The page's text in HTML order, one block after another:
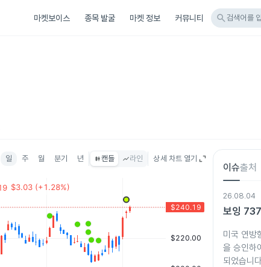
마켓보이스 종목 발굴 마켓 정보 커뮤니티 search 검색어를
일 주 월 분기 년 캔들 라인 상세 차트 열기
이슈출처
26.08.04
보잉
미국 연방
을 승인하
되었습니